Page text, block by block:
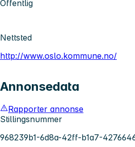
Offentlig
Nettsted
http://www.oslo.kommune.no/
Annonsedata
Rapporter annonse
Stillingsnummer
968239b1-6d8a-42ff-b1a7-